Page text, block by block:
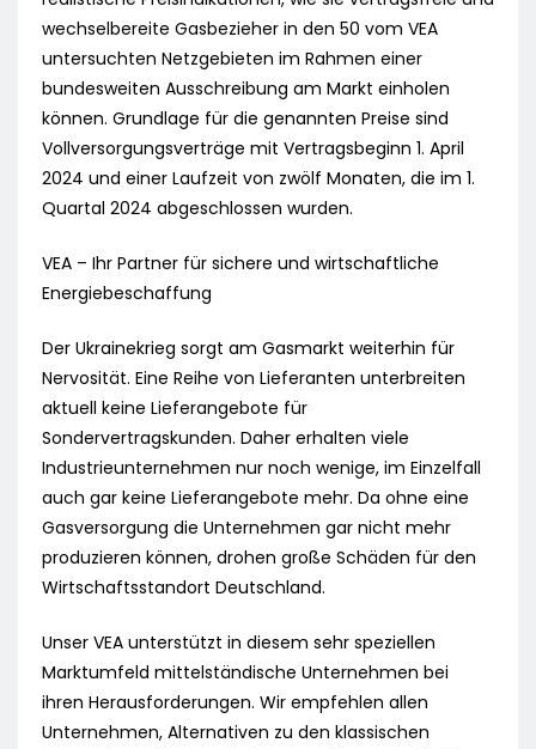
wechselbereite Gasbezieher in den 50 vom VEA
untersuchten Netzgebieten im Rahmen einer
bundesweiten Ausschreibung am Markt einholen
können. Grundlage für die genannten Preise sind
Vollversorgungsverträge mit Vertragsbeginn 1. April
2024 und einer Laufzeit von zwölf Monaten, die im 1.
Quartal 2024 abgeschlossen wurden.
VEA – Ihr Partner für sichere und wirtschaftliche
Energiebeschaffung
Der Ukrainekrieg sorgt am Gasmarkt weiterhin für
Nervosität. Eine Reihe von Lieferanten unterbreiten
aktuell keine Lieferangebote für
Sondervertragskunden. Daher erhalten viele
Industrieunternehmen nur noch wenige, im Einzelfall
auch gar keine Lieferangebote mehr. Da ohne eine
Gasversorgung die Unternehmen gar nicht mehr
produzieren können, drohen große Schäden für den
Wirtschaftsstandort Deutschland.
Unser VEA unterstützt in diesem sehr speziellen
Marktumfeld mittelständische Unternehmen bei
ihren Herausforderungen. Wir empfehlen allen
Unternehmen, Alternativen zu den klassischen